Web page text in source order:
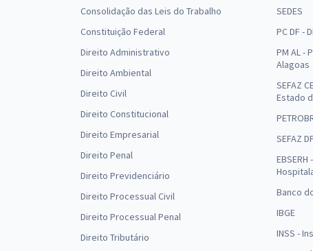
Consolidação das Leis do Trabalho
Constituição Federal
Direito Administrativo
Direito Ambiental
Direito Civil
Direito Constitucional
Direito Empresarial
Direito Penal
Direito Previdenciário
Direito Processual Civil
Direito Processual Penal
Direito Tributário
SEDES
PC DF -
PM AL -
Alagoas
SEFAZ
Estado
SEFAZ DF
Banco
IBGE
INSS -